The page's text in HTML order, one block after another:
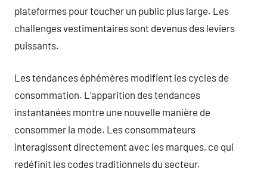
plateformes pour toucher un public plus large. Les
challenges vestimentaires sont devenus des leviers
puissants.
Les tendances éphémères modifient les cycles de
consommation. L’apparition des tendances
instantanées montre une nouvelle manière de
consommer la mode. Les consommateurs
interagissent directement avec les marques, ce qui
redéfinit les codes traditionnels du secteur.